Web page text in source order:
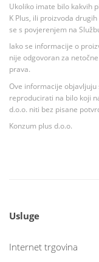
Ukoliko imate bilo kakvih
K Plus, ili proizvoda
se s povjerenjem na
Iako se informacije o
nije odgovoran za
prava.
Ove informacije
reproducirati na bilo koji
d.o.o. niti bez pisane
Konzum plus d.o.o.
Usluge
Internet trgovina